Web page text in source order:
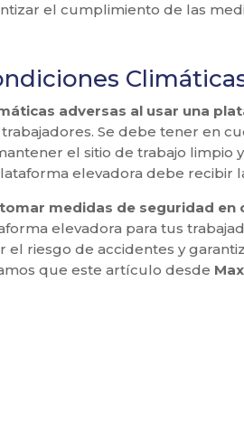
el cumplimiento de las
adversas al usar una
Se debe tener en
el sitio de trabajo limpio
elevadora debe recibir
medidas de seguridad en
elevadora para tus
el riesgo de accidentes y
que este artículo desde